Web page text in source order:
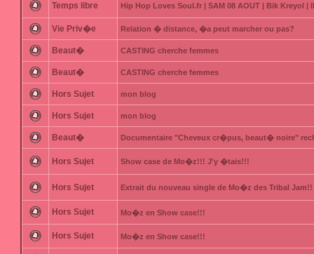
Temps libre Hip Hop Loves Soul.fr | SAM 08 AOUT | Bik Kreyol |
Vie Priv�e Relation � distance, �a peut marcher ou pas?
Beaut� CASTING cherche femmes
Beaut� CASTING cherche femmes
Hors Sujet mon blog
Hors Sujet mon blog
Beaut� Documentaire "Cheveux cr�pus, beaut� noire"
Hors Sujet Show case de Mo�z!!! J'y �tais!!!
Hors Sujet Extrait du nouveau single de Mo�z des Tribal Jam!!
Hors Sujet Mo�z en Show case!!!
Hors Sujet Mo�z en Show case!!!